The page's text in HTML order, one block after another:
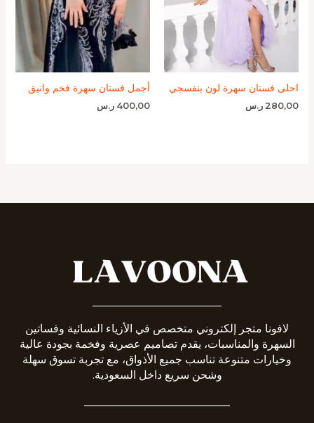
احلى فستان سهرة لون بنفسجي
280,00 ر.س
أجمل فستان سهرة فخم وانيق
400,00 ر.س
لافونا متجر إلكتروني متخصص في الأزياء النسائية وفساتين
السهرة والمناسبات، يقدم تصاميم عصرية وفخمة بجودة عالية
وخيارات متنوعة تناسب جميع الأذواق، مع تجربة تسوق سهلة
وشحن سريع داخل السعودية.